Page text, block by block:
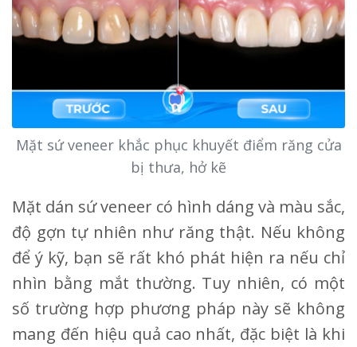
Mặt sứ veneer khắc phục khuyết điểm răng cửa
bị thưa, hở kẽ
Mặt dán sứ veneer có hình dáng và màu sắc,
độ gợn tự nhiên như răng thật. Nếu không
để ý kỹ, bạn sẽ rất khó phát hiện ra nếu chỉ
nhìn bằng mắt thường. Tuy nhiên, có một
số trường hợp phương pháp này sẽ không
mang đến hiệu quả cao nhất, đặc biệt là khi